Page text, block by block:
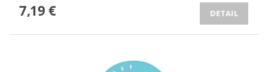
7,19 € DETAIL